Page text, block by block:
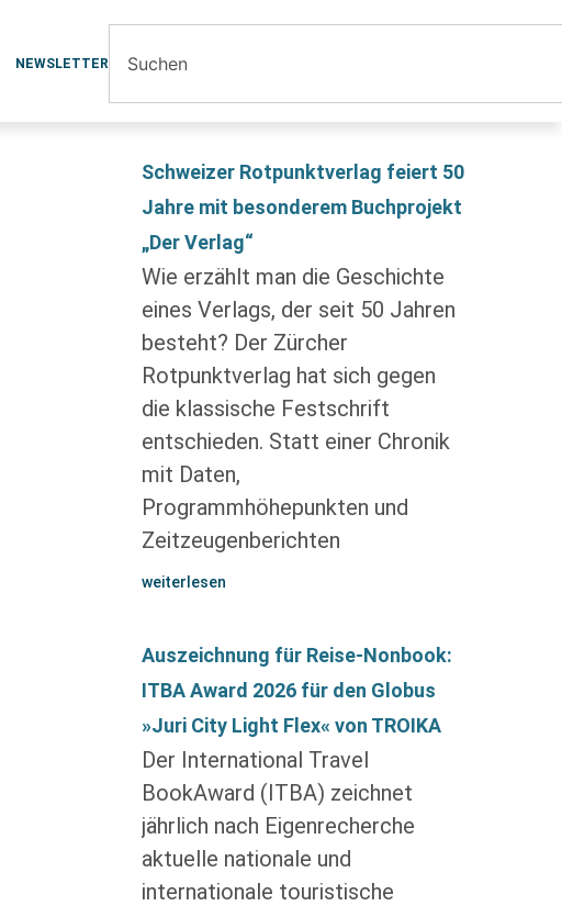
NEWSLETTER
Schweizer Rotpunktverlag feiert 50
Jahre mit besonderem Buchprojekt
„Der Verlag“
Wie erzählt man die Geschichte
eines Verlags, der seit 50 Jahren
besteht? Der Zürcher
Rotpunktverlag hat sich gegen
die klassische Festschrift
entschieden. Statt einer Chronik
mit Daten,
Programmhöhepunkten und
Zeitzeugenberichten
weiterlesen
Auszeichnung für Reise-Nonbook:
ITBA Award 2026 für den Globus
»Juri City Light Flex« von TROIKA
Der International Travel
BookAward (ITBA) zeichnet
jährlich nach Eigenrecherche
aktuelle nationale und
internationale touristische